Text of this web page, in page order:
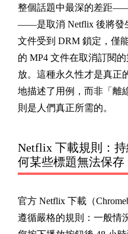
整個話題中最深的差距
——是取消 Netflix 後將發
文件受到 DRM 鎖定，僅
的 MP4 文件在取消訂閱
放。這種永久性才是真正
地描述了用例，而非「
則是人們真正所需的。
Netflix 下載規則：
何某些標題無法保存
官方 Netflix 下載（
遵循嚴格的規則：一般情